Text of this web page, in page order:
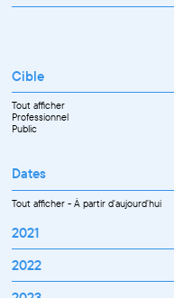
Cible
Tout afficher
Professionnel
Public
Dates
Tout afficher-À partir d'aujourd'hui
2021
Septembre
Octobre
Novembre
2022
Janvier